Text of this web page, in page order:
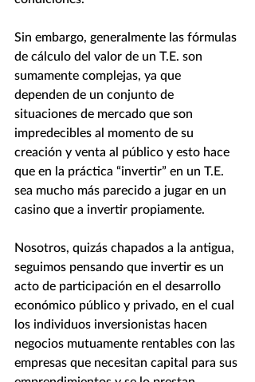
Sin embargo, generalmente las fórmulas
de cálculo del valor de un T.E. son
sumamente complejas, ya que
dependen de un conjunto de
situaciones de mercado que son
impredecibles al momento de su
creación y venta al público y esto hace
que en la práctica “invertir” en un T.E.
sea mucho más parecido a jugar en un
casino que a invertir propiamente.
Nosotros, quizás chapados a la antigua,
seguimos pensando que invertir es un
acto de participación en el desarrollo
económico público y privado, en el cual
los individuos inversionistas hacen
negocios mutuamente rentables con las
empresas que necesitan capital para sus